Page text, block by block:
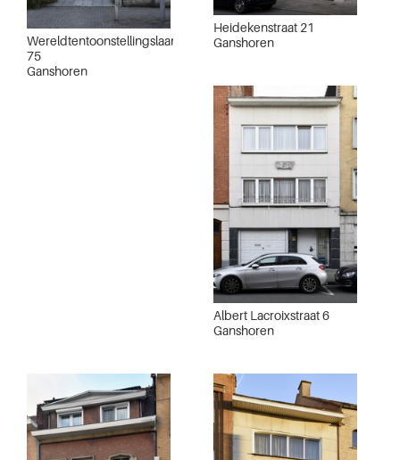
Wereldtentoonstellingslaan
75
Ganshoren
Heidekenstraat 21
Ganshoren
Albert Lacroixstraat 6
Ganshoren